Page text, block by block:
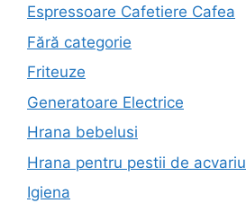
Espressoare Cafetiere Cafea
Fără categorie
Friteuze
Generatoare Electrice
Hrana bebelusi
Hrana pentru pestii de acvariu
Igiena